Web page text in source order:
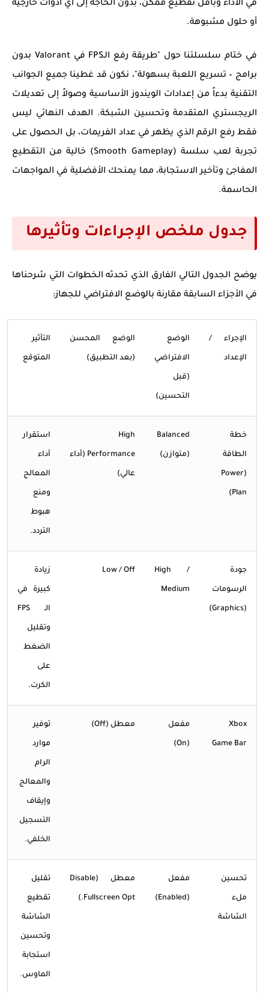
في الأداء وبأقل تقطيع ممكن، بدون الحاجة إلى أي أدوات خارجية
أو حلول مشبوهة.
في ختام سلسلتنا حول "طريقة رفع الـFPS في Valorant بدون
برامج – تسريع اللعبة بسهولة"، نكون قد غطينا جميع الجوانب
التقنية بدءاً من إعدادات الويندوز الأساسية وصولاً إلى تعديلات
الريجستري المتقدمة وتحسين الشبكة. الهدف النهائي ليس
فقط رفع الرقم الذي يظهر في عداد الفريمات، بل الحصول على
تجربة لعب سلسة (Smooth Gameplay) خالية من التقطيع
المفاجئ وتأخير الاستجابة، مما يمنحك الأفضلية في المواجهات
الحاسمة.
جدول ملخص الإجراءات وتأثيرها
يوضح الجدول التالي الفارق الذي تحدثه الخطوات التي شرحناها
في الأجزاء السابقة مقارنة بالوضع الافتراضي للجهاز:
الإجراء /
الإعداد
الوضع
الافتراضي
(قبل
التحسين)
الوضع المحسن
(بعد التطبيق)
التأثير
المتوقع
خطة
الطاقة
(Power
Plan)
Balanced
(متوازن)
High
Performance (أداء
عالي)
استقرار
أداء
المعالج
ومنع
هبوط
التردد.
جودة
الرسومات
(Graphics)
High /
Medium
Low / Off زيادة
كبيرة في
الـ FPS
وتقليل
الضغط
على
الكرت.
Xbox
Game Bar
مفعل
(On)
معطل (Off) توفير
موارد
الرام
والمعالج
وإيقاف
التسجيل
الخلفي.
تحسين
ملء
الشاشة
مفعل
(Enabled)
معطل (Disable
Fullscreen Opt.)
تقليل
تقطيع
الشاشة
وتحسين
استجابة
الماوس.